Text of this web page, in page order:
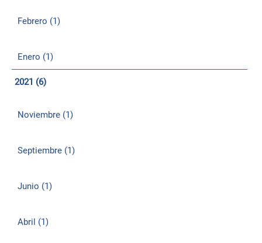
Febrero (1)
Enero (1)
2021 (6)
Noviembre (1)
Septiembre (1)
Junio (1)
Abril (1)